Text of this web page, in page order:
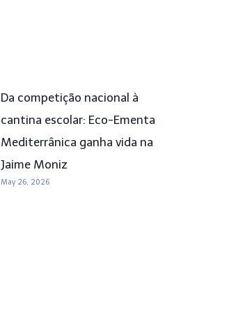
Da competição nacional à
cantina escolar: Eco-Ementa
Mediterrânica ganha vida na
Jaime Moniz
May 26, 2026